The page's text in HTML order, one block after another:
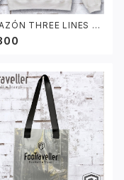
THREE LINES パ
ホワイト